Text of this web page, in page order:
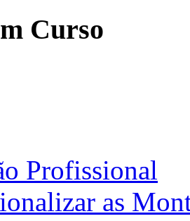
Curso
Profissional
as